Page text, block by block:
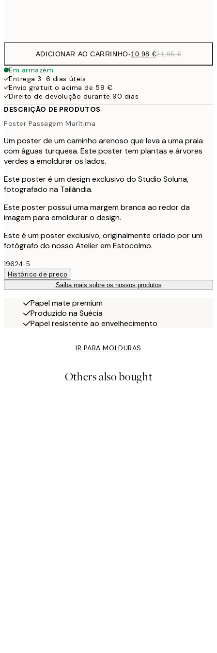
ADICIONAR AO CARRINHO-10,98 €21,95 €
Em armazém
Entrega 3-6 dias úteis
Envio gratuit o acima de 59 €
Direito de devolução durante 90 dias
DESCRIÇÃO DE PRODUTOS
Poster Passagem Marítima
Um poster de um caminho arenoso que leva a uma praia
com águas turquesa. Este poster tem plantas e árvores
verdes a emoldurar os lados.
Este poster é um design exclusivo do Studio Soluna,
fotografado na Tailândia.
Este poster possui uma margem branca ao redor da
imagem para emoldurar o design.
Este é um poster exclusivo, originalmente criado por um
fotógrafo do nosso Atelier em Estocolmo.
19624-5
Histórico de preço
Saiba mais sobre os nossos produtos
Papel mate premium
Produzido na Suécia
Papel resistente ao envelhecimento
IR PARA MOLDURAS
Others also bought